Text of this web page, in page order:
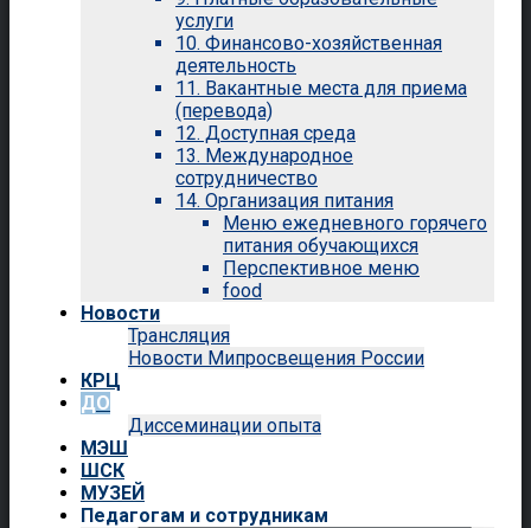
услуги
10. Финансово-хозяйственная
деятельность
11. Вакантные места для приема
(перевода)
12. Доступная среда
13. Международное
сотрудничество
14. Организация питания
Меню ежедневного горячего
питания обучающихся
Перспективное меню
food
Новости
Трансляция
Новости Мипросвещения России
КРЦ
ДО
Диссеминации опыта
МЭШ
ШСК
МУЗЕЙ
Педагогам и сотрудникам